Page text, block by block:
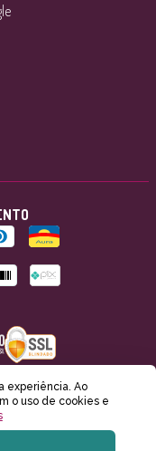
56 Est. Rozália Paulina Ferreira, 1897.
experiência. Ao
o uso de cookies e